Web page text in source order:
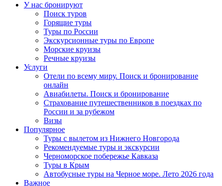
У нас бронируют
Поиск туров
Горящие туры
Туры по России
Экскурсионные туры по Европе
Морские круизы
Речные круизы
Услуги
Отели по всему миру. Поиск и бронирование
онлайн
Авиабилеты. Поиск и бронирование
Страхование путешественников в поездках по
России и за рубежом
Визы
Популярное
Туры с вылетом из Нижнего Новгорода
Рекомендуемые туры и экскурсии
Черноморское побережье Кавказа
Туры в Крым
Автобусные туры на Черное море. Лето 2026 года
Важное